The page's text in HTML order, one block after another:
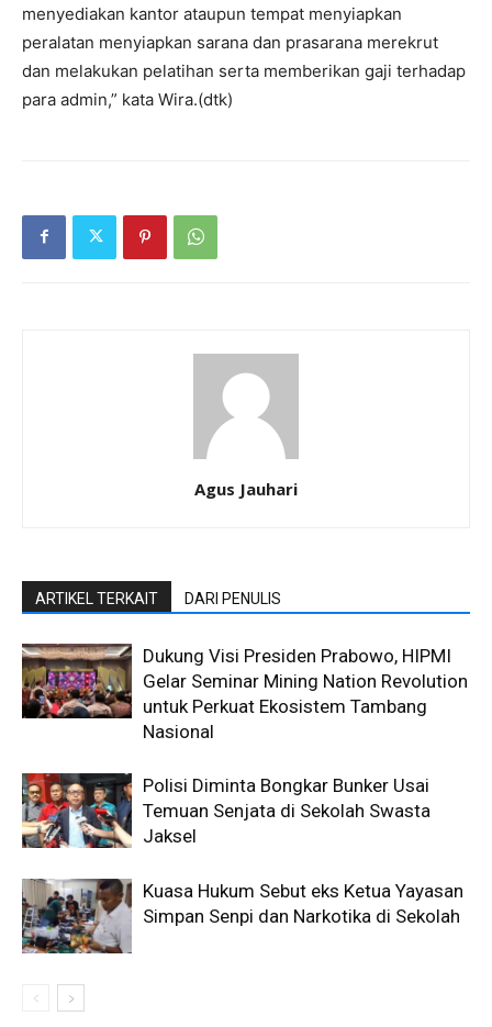
menyediakan kantor ataupun tempat menyiapkan
peralatan menyiapkan sarana dan prasarana merekrut
dan melakukan pelatihan serta memberikan gaji terhadap
para admin,” kata Wira.(dtk)
Agus Jauhari
ARTIKEL TERKAIT DARI PENULIS
Dukung Visi Presiden Prabowo, HIPMI
Gelar Seminar Mining Nation Revolution
untuk Perkuat Ekosistem Tambang
Nasional
Polisi Diminta Bongkar Bunker Usai
Temuan Senjata di Sekolah Swasta
Jaksel
Kuasa Hukum Sebut eks Ketua Yayasan
Simpan Senpi dan Narkotika di Sekolah